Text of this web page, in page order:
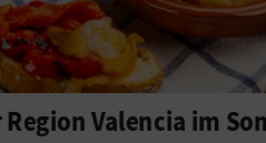
Valencia im